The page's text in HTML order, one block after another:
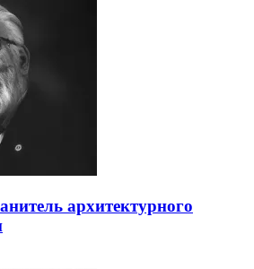
архитектурного